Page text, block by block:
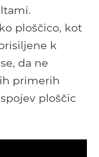
ploščico, kot
k
da ne
primerih
ploščic